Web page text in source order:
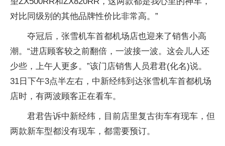
对比同级别的其他品牌性价比非常高。”
夺冠后，张雪机车首都机场店也迎来了销售小高
潮。“进店顾客较之前翻倍，一波接一波。这会儿人还
少些，上午人更多。”该门店销售人员君君(化名)说。
31日下午3点半左右，中新经纬到达张雪机车首都机场
店时，有两波顾客正在看车。
君君告诉中新经纬，目前店里复古街车有现车，但
两款新车型都没有现车，都需要预订。